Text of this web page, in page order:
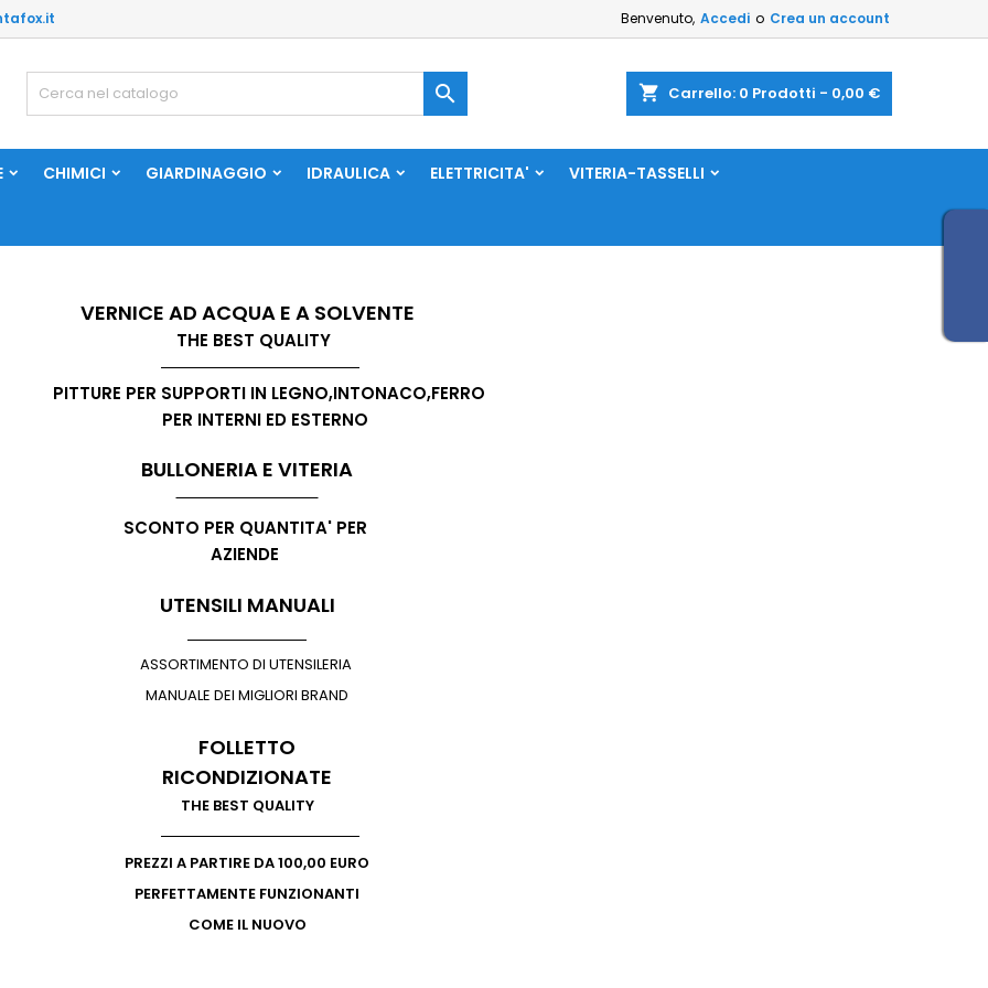
Benvenuto, Accedi o Crea un account
shopping_cart Carrello: 0 Prodotti - 0,00 €

CHIMICI GIARDINAGGIO IDRAULICA ELETTRICITA' VITERIA-TASSELLI
VERNICE AD ACQUA E A SOLVENTE
THE BEST QUALITY
PITTURE PER SUPPORTI IN LEGNO,INTONACO,FERRO
PER INTERNI ED ESTERNO
BULLONERIA E VITERIA
SCONTO PER QUANTITA' PER
AZIENDE
UTENSILI MANUALI
ASSORTIMENTO DI UTENSILERIA
MANUALE DEI MIGLIORI BRAND
FOLLETTO
RICONDIZIONATE
THE BEST QUALITY
PREZZI A PARTIRE DA 100,00 EURO
PERFETTAMENTE FUNZIONANTI
COME IL NUOVO